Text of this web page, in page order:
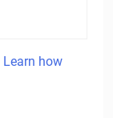
Learn how